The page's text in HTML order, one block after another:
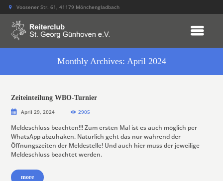
Voosener Str. 61, 41179 Mönchengladbach
Monthly Archives: April 2024
Zeiteinteilung WBO-Turnier
April 29, 2024 2905
Meldeschluss beachten!!! Zum ersten Mal ist es auch möglich per
WhatsApp abzuhaken. Natürlich geht das nur während der
Öffnungszeiten der Meldestelle! Und auch hier muss der jeweilige
Meldeschluss beachtet werden.
more